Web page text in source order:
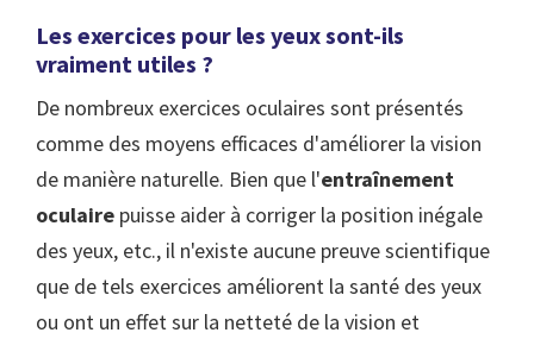
Les exercices pour les yeux sont-ils
vraiment utiles ?
De nombreux exercices oculaires sont présentés
comme des moyens efficaces d'améliorer la vision
de manière naturelle. Bien que l'entraînement
oculaire puisse aider à corriger la position inégale
des yeux, etc., il n'existe aucune preuve scientifique
que de tels exercices améliorent la santé des yeux
ou ont un effet sur la netteté de la vision et